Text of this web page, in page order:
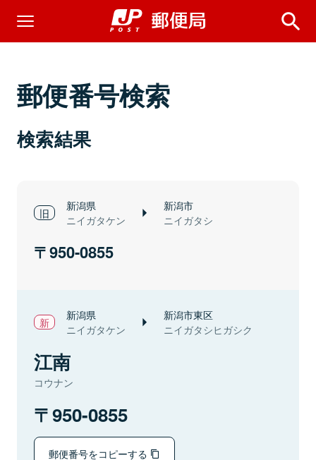
郵便番号検索
検索結果
新潟県
ニイガタケン
新潟市
ニイガタシ
950-0855
新潟県
ニイガタケン
新潟市東区
ニイガタシヒガシク
江南
コウナン
950-0855
郵便番号をコピーする